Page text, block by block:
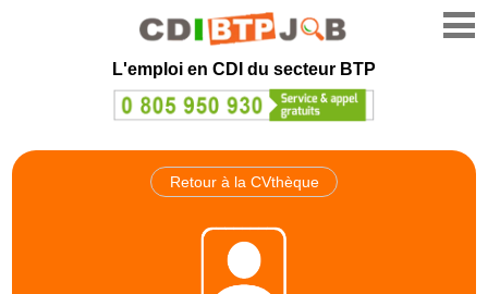
L'emploi en CDI du secteur BTP
Retour à la CVthèque